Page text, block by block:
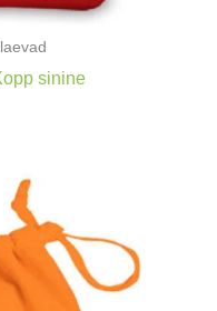
sinine